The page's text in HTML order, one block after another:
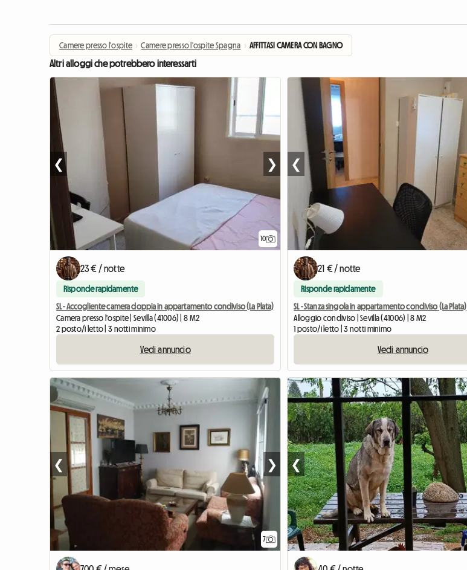
Camere presso l'ospite › Camere presso l'ospite Spagna › AFFITTASI CAMERA CON BAGNO
Altri alloggi che potrebbero interessarti
10
❮ ❯
23 € / notte
Risponde rapidamente
SL - Accogliente camera doppia in appartamento condiviso (La Plata)
Camera presso l'ospite | Sevilla (41006) | 8 M2
2 posto/i letto | 3 notti minimo
Vedi annuncio
❮
21 € / notte
Risponde rapidamente
SL - Stanza singola in appartamento condiviso (La Plata)
Alloggio condiviso | Sevilla (41006) | 8 M2
1 posto/i letto | 3 notti minimo
Vedi annuncio
7
❮ ❯ ❮